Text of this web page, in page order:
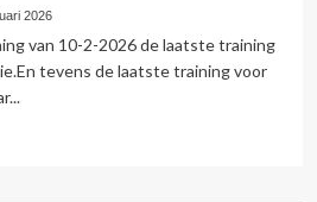
2026
van 10-2-2026 de laatste training
tevens de laatste training voor